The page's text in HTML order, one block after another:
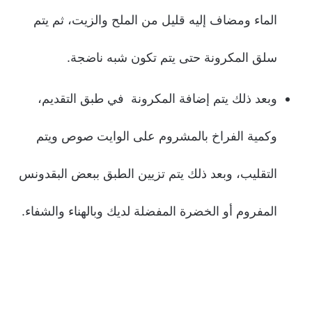
الماء ومضاف إليه قليل من الملح والزيت، ثم يتم
سلق المكرونة حتى يتم تكون شبه ناضجة.
وبعد ذلك يتم إضافة المكرونة في طبق التقديم،
وكمية الفراخ بالمشروم على الوايت صوص ويتم
التقليب، وبعد ذلك يتم تزيين الطبق ببعض البقدونس
المفروم أو الخضرة المفضلة لديك وبالهناء والشفاء.